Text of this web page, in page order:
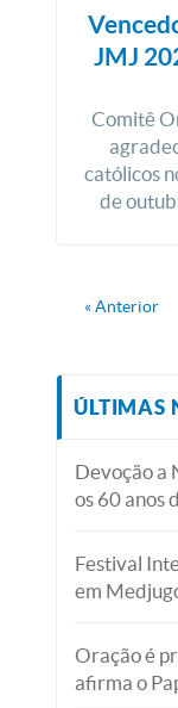
JMJ
Comitê
católicos
de
« Anterior
ÚLTIMAS
Devoção a
os 60 anos
Festival
em
Oração é
afirma o